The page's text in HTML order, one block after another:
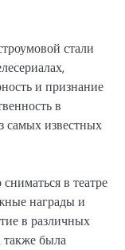
стали
и признание
в
самых известных
в театре
награды и
в различных
также была